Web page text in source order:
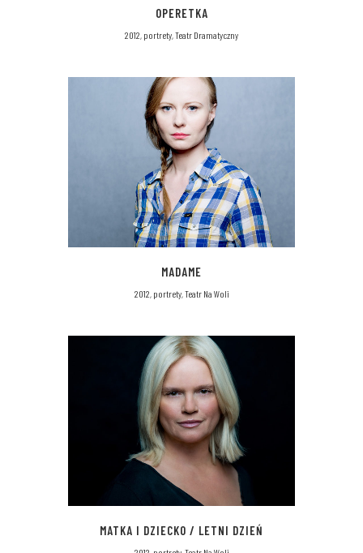
OPERETKA
2012, portrety, Teatr Dramatyczny
MADAME
2012, portrety, Teatr Na Woli
MATKA I DZIECKO / LETNI DZIEŃ